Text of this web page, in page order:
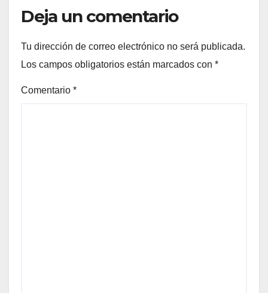
Deja un comentario
Tu dirección de correo electrónico no será publicada.
Los campos obligatorios están marcados con *
Comentario *